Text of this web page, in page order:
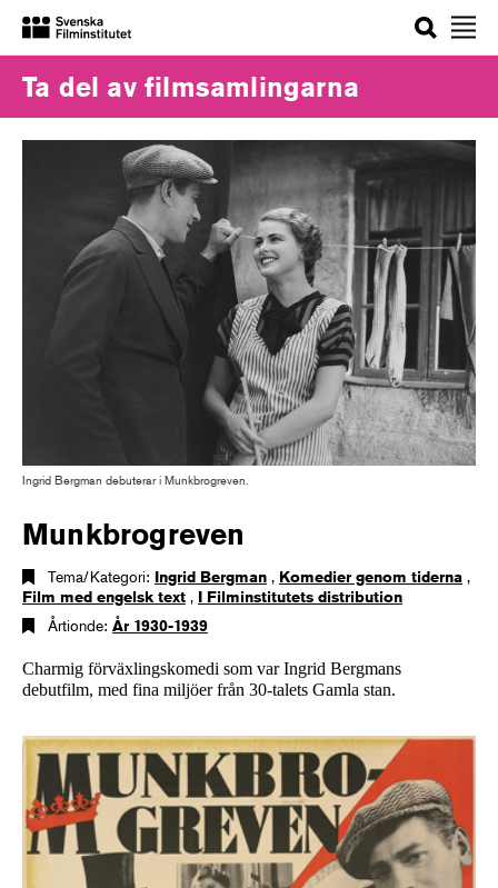
Sök
Ta del av filmsamlingarna
Ingrid Bergman debuterar i Munkbrogreven.
Munkbrogreven
Tema/Kategori: Ingrid Bergman , Komedier genom tiderna ,
Film med engelsk text , I Filminstitutets distribution
Årtionde: År 1930-1939
Charmig förväxlingskomedi som var Ingrid Bergmans
debutfilm, med fina miljöer från 30-talets Gamla stan.